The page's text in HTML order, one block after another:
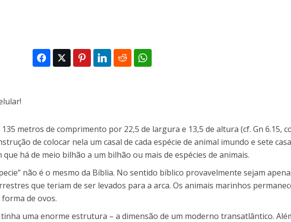
metros de comprimento por 22,5 de largura e 13,5 de altura (cf. Gn 6.15,
de colocar nela um casal de cada espécie de animal imundo e sete
que há de meio bilhão a um bilhão ou mais de espécies de animais.
cie” não é o mesmo da Bíblia. No sentido bíblico provavelmente sejam
que teriam de ser levados para a arca. Os animais marinhos
de ovos.
uma enorme estrutura – a dimensão de um moderno transatlântico.